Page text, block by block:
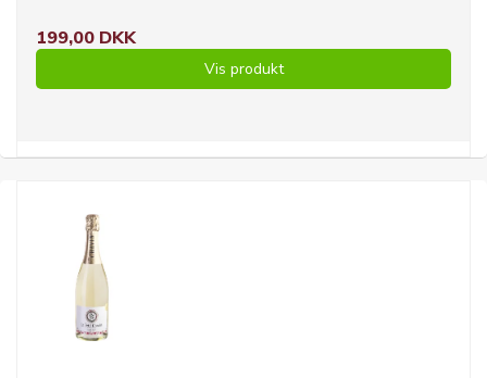
199,00 DKK
Vis produkt